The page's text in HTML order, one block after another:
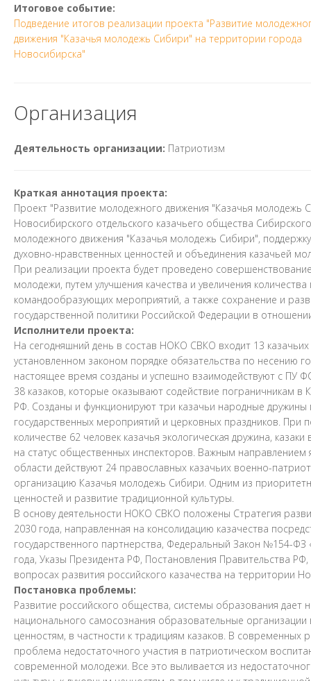
Итоговое событие:
Подведение итогов реализации проекта "Развитие
движения "Казачья молодежь Сибири" на территории города
Новосибирска"
Организация
Деятельность организации: Патриотизм
Краткая аннотация проекта:
Проект "Развитие молодежного движения "Казачья
Новосибирского отдельского казачьего общества
молодежного движения "Казачья молодежь Сибири",
духовно-нравственных ценностей и объединения казачьей
При реализации проекта будет проведено
молодежи, путем улучшения качества и увеличения
командообразующих мероприятий, а также сохранение и
государственной политики Российской Федерации в
Исполнители проекта:
На сегодняшний день в состав НОКО СВКО входит 13
установленном законом порядке обязательства по несению
настоящее время созданы и успешно взаимодействуют с ПУ
38 казаков, которые оказывают содействие пограничникам
РФ. Созданы и функционируют три казачьи народные
государственных мероприятий и церковных праздников.
количестве 62 человек казачья экологическая дружина,
на статус общественных инспекторов. Важным
области действуют 24 православных казачьих военно-
организацию Казачья молодежь Сибири. Одним из
ценностей и развитие традиционной культуры.
В основу деятельности НОКО СВКО положены Стратегия
2030 года, направленная на консолидацию казачества
государственного партнерства, Федеральный Закон №154-ФЗ
года, Указы Президента РФ, Постановления Правительства
вопросах развития российского казачества на территории
Постановка проблемы:
Развитие российского общества, системы образования дает
национального самосознания образовательные
ценностям, в частности к традициям казаков. В
проблема недостаточного участия в патриотическом
современной молодежи. Все это выливается из